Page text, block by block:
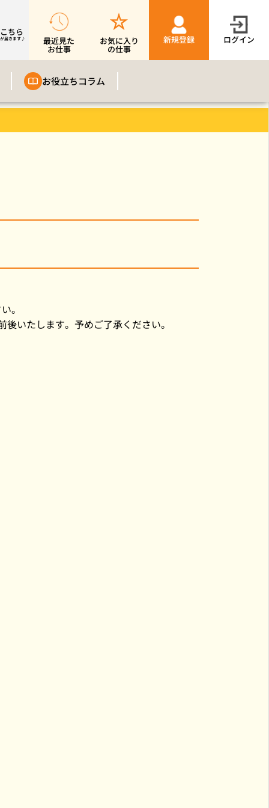
ちら
届きます♪ 最近見た
お仕事
お気に入り
の仕事
新規登録 ログイン
お役立ちコラム
。
いたします。予めご了承ください。